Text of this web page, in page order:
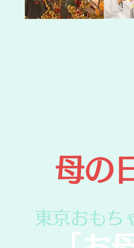
母の
東京おもち